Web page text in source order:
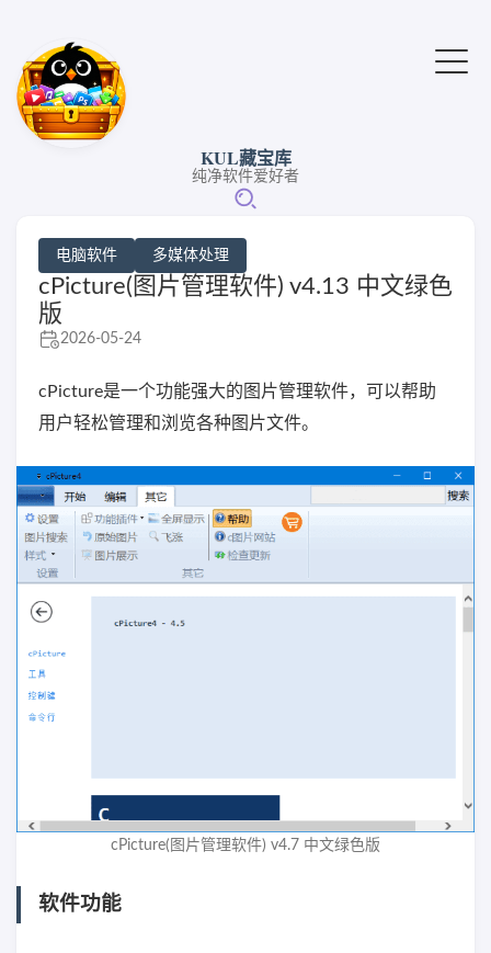
KUL藏宝库
纯净软件爱好者
电脑软件 多媒体处理
cPicture(图片管理软件) v4.13 中文绿色
版
2026-05-24
cPicture是一个功能强大的图片管理软件，可以帮助
用户轻松管理和浏览各种图片文件。
cPicture(图片管理软件) v4.7 中文绿色版
软件功能